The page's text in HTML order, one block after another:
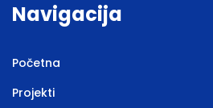
Navigacija
Početna
Projekti